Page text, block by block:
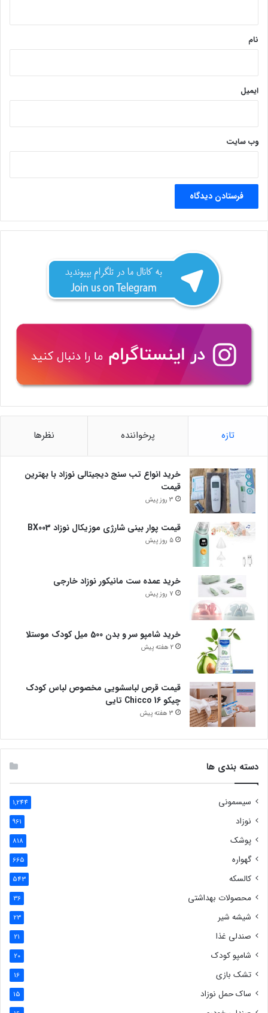
نام
ایمیل
وب‌ سایت
تازه پرخواننده نظرها
خرید انواع تب سنج دیجیتالی نوزاد با بهترین
قیمت
3 روز پیش
قیمت پوار بینی شارژی موزیکال نوزاد BX003
5 روز پیش
خرید عمده ست مانیکور نوزاد خارجی
7 روز پیش
خرید شامپو سر و بدن 500 میل کودک موستلا
2 هفته پیش
قیمت قرص لباسشویی مخصوص لباس کودک
چیکو Chicco 16 تایی
3 هفته پیش
دسته بندی ها
سیسمونی 1,244
نوزاد 961
پوشک 818
گهواره 665
کالسکه 543
محصولات بهداشتی 36
شیشه شیر 23
صندلی غذا 21
شامپو کودک 20
تشک بازی 16
ساک حمل نوزاد 15